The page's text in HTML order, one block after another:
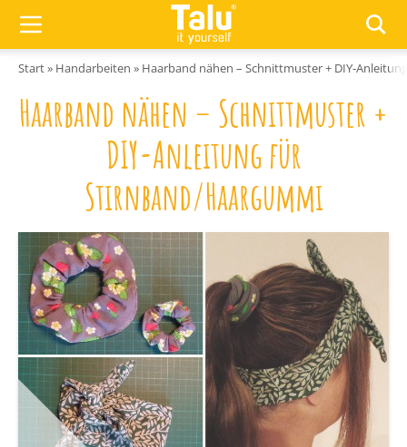
Start» Handarbeiten » Haarband nähen – Schnittmuster + DIY-
Haarband nähen – Schnittmuster +
DIY-Anleitung für
Stirnband/Haargummi